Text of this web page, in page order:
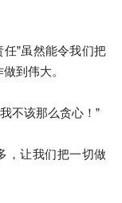
”虽然能令我们把
到伟大。
不该那么贪心！”
，让我们把一切做